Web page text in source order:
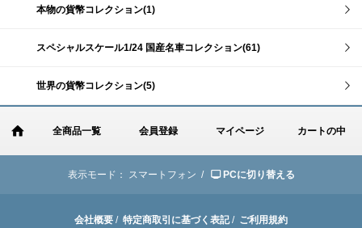
本物の貨幣コレクション(1)
スペシャルスケール1/24 国産名車コレクション(61)
世界の貨幣コレクション(5)
全商品一覧 会員登録 マイページ カートの中
表示モード： スマートフォン / PCに切り替える
会社概要 / 特定商取引に基づく表記/ ご利用規約